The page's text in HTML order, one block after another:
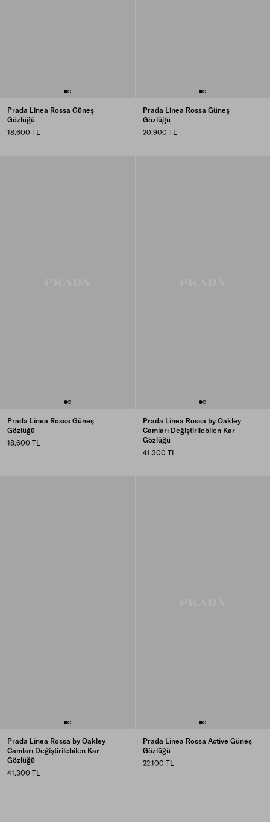
Prada Linea Rossa Güneş
Gözlüğü
18.600 TL
Prada Linea Rossa Güneş
Gözlüğü
20.900 TL
Prada Linea Rossa Güneş
Gözlüğü
18.600 TL
Prada Linea Rossa by Oakley
Camları Değiştirilebilen Kar
Gözlüğü
41.300 TL
Prada Linea Rossa by Oakley
Camları Değiştirilebilen Kar
Gözlüğü
41.300 TL
Prada Linea Rossa Active Güneş
Gözlüğü
22.100 TL